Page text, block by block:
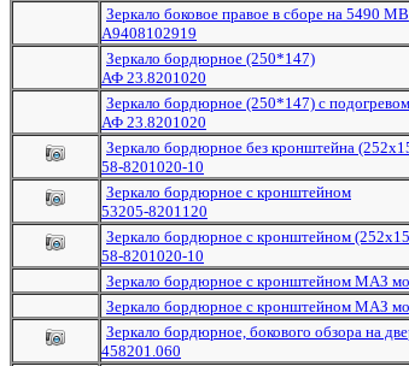
Зеркало боковое правое в сборе на 5490 МВ
А9408102919
Зеркало бордюрное (250*147)
АФ 23.8201020
Зеркало бордюрное (250*147) с подогревом
АФ 23.8201020
Зеркало бордюрное без кронштейна
58-8201020-10
Зеркало бордюрное с кронштейном
53205-8201120
Зеркало бордюрное с кронштейном
58-8201020-10
Зеркало бордюрное с кронштейном МАЗ
Зеркало бордюрное с кронштейном МАЗ
Зеркало бордюрное, бокового обзора на
458201.060